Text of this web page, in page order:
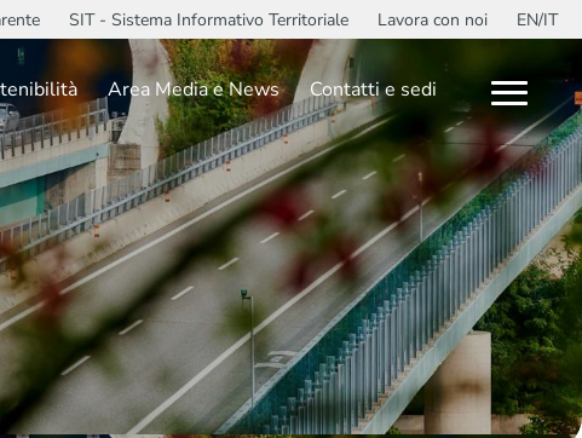
SIT - Sistema Informativo Territoriale Lavora con noi EN/IT
Area Media e News Contatti e sedi